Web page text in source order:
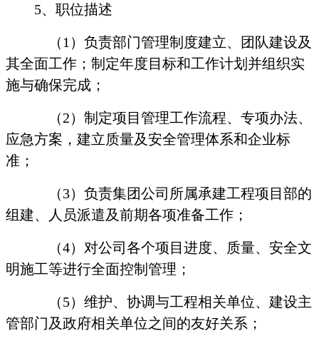
5、职位描述
（1 ）负责部门管理制度建立、团队建设及
其全面工作；制定年度目标和工作计划并组织实
施与确保完成；
（2）制定项目管理工作流程、专项办法、
应急方案，建立质量及安全管理体系和企业标
准；
（3）负责集团公司所属承建工程项目部的
组建、人员派遣及前期各项准备工作；
（4）对公司各个项目进度、质量、安全文
明施工等进行全面控制管理；
（5）维护、协调与工程相关单位、建设主
管部门及政府相关单位之间的友好关系；